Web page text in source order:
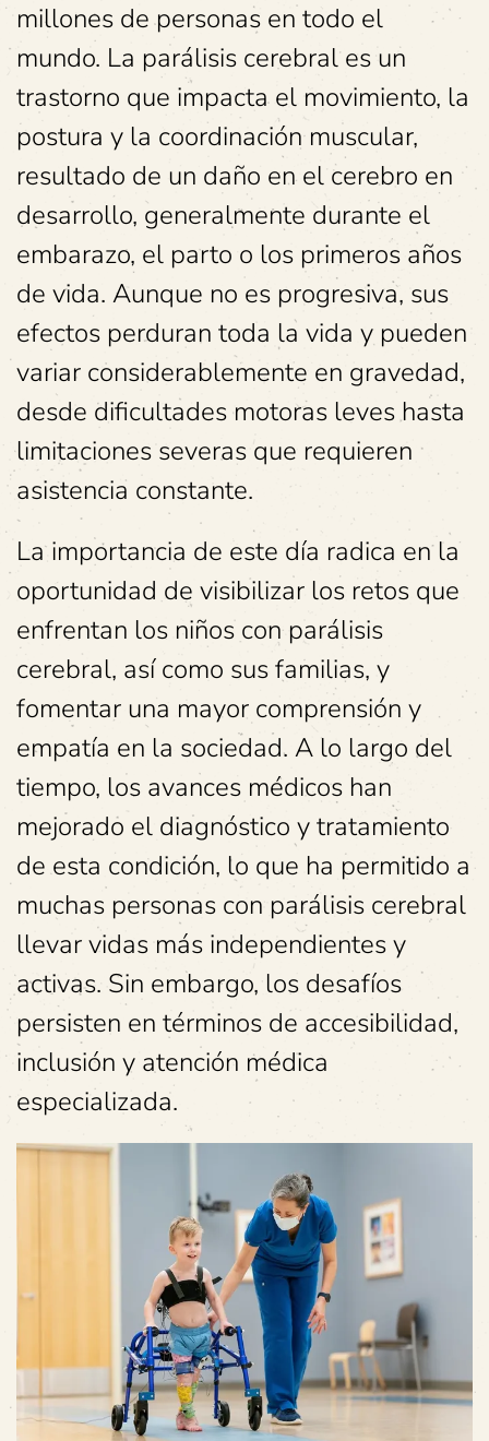
millones de personas en todo el
mundo. La parálisis cerebral es un
trastorno que impacta el movimiento, la
postura y la coordinación muscular,
resultado de un daño en el cerebro en
desarrollo, generalmente durante el
embarazo, el parto o los primeros años
de vida. Aunque no es progresiva, sus
efectos perduran toda la vida y pueden
variar considerablemente en gravedad,
desde dificultades motoras leves hasta
limitaciones severas que requieren
asistencia constante.
La importancia de este día radica en la
oportunidad de visibilizar los retos que
enfrentan los niños con parálisis
cerebral, así como sus familias, y
fomentar una mayor comprensión y
empatía en la sociedad. A lo largo del
tiempo, los avances médicos han
mejorado el diagnóstico y tratamiento
de esta condición, lo que ha permitido a
muchas personas con parálisis cerebral
llevar vidas más independientes y
activas. Sin embargo, los desafíos
persisten en términos de accesibilidad,
inclusión y atención médica
especializada.